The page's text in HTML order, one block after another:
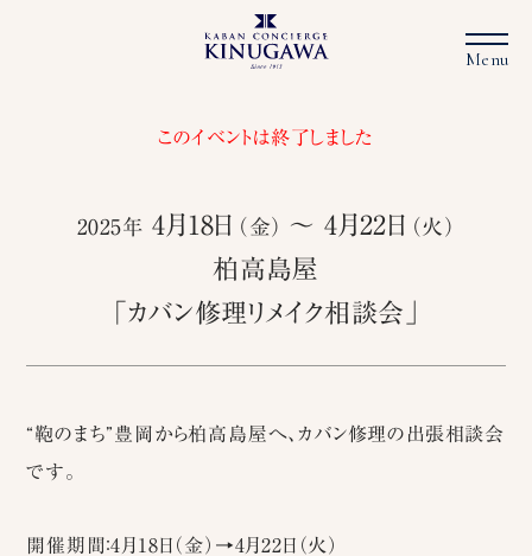
このイベントは終了しました
2025年 4月18日（金） 〜 4月22日（火）
柏高島屋
「カバン修理リメイク相談会」
“鞄のまち”豊岡から柏高島屋へ、カバン修理の出張相談会
です。
開催期間：4月18日（金）→4月22日（火）